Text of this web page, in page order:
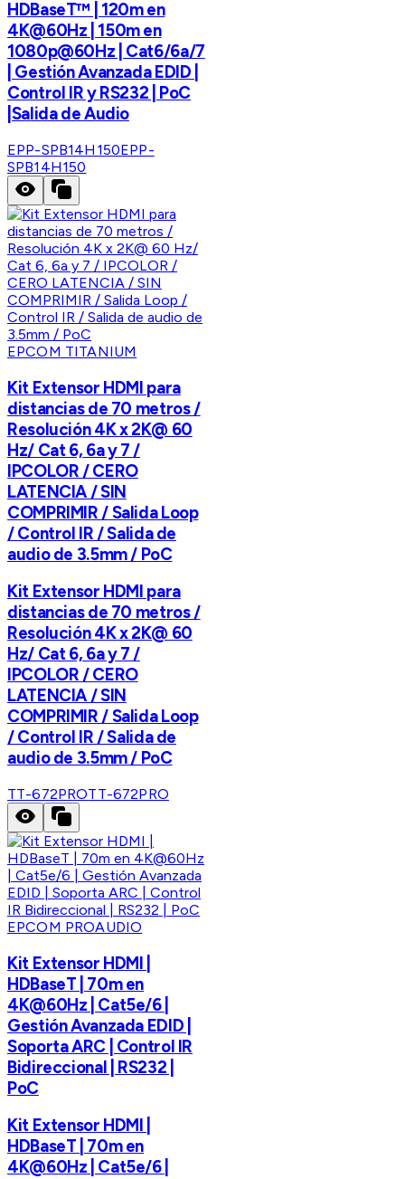
HDBaseT™ | 120m en
4K@60Hz | 150m en
1080p@60Hz | Cat6/6a/7
| Gestión Avanzada EDID |
Control IR y RS232 | PoC
|Salida de Audio
EPP-SPB14H150EPP-
SPB14H150
EPCOM TITANIUM
Kit Extensor HDMI para
distancias de 70 metros /
Resolución 4K x 2K@ 60
Hz/ Cat 6, 6a y 7 /
IPCOLOR / CERO
LATENCIA / SIN
COMPRIMIR / Salida Loop
/ Control IR / Salida de
audio de 3.5mm / PoC
Kit Extensor HDMI para
distancias de 70 metros /
Resolución 4K x 2K@ 60
Hz/ Cat 6, 6a y 7 /
IPCOLOR / CERO
LATENCIA / SIN
COMPRIMIR / Salida Loop
/ Control IR / Salida de
audio de 3.5mm / PoC
TT-672PROTT-672PRO
EPCOM PROAUDIO
Kit Extensor HDMI |
HDBaseT | 70m en
4K@60Hz | Cat5e/6 |
Gestión Avanzada EDID |
Soporta ARC | Control IR
Bidireccional | RS232 |
PoC
Kit Extensor HDMI |
HDBaseT | 70m en
4K@60Hz | Cat5e/6 |